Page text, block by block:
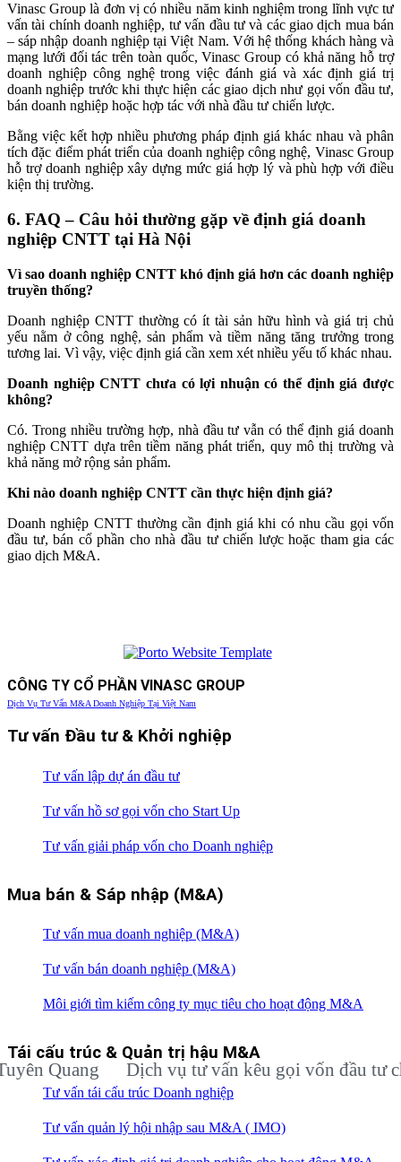
Vinasc Group là đơn vị có nhiều năm kinh nghiệm trong lĩnh vực tư
vấn tài chính doanh nghiệp, tư vấn đầu tư và các giao dịch mua bán
– sáp nhập doanh nghiệp tại Việt Nam. Với hệ thống khách hàng và
mạng lưới đối tác trên toàn quốc, Vinasc Group có khả năng hỗ trợ
doanh nghiệp công nghệ trong việc đánh giá và xác định giá trị
doanh nghiệp trước khi thực hiện các giao dịch như gọi vốn đầu tư,
bán doanh nghiệp hoặc hợp tác với nhà đầu tư chiến lược.
Bằng việc kết hợp nhiều phương pháp định giá khác nhau và phân
tích đặc điểm phát triển của doanh nghiệp công nghệ, Vinasc Group
hỗ trợ doanh nghiệp xây dựng mức giá hợp lý và phù hợp với điều
kiện thị trường.
6. FAQ – Câu hỏi thường gặp về định giá doanh
nghiệp CNTT tại Hà Nội
Vì sao doanh nghiệp CNTT khó định giá hơn các doanh nghiệp
truyền thống?
Doanh nghiệp CNTT thường có ít tài sản hữu hình và giá trị chủ
yếu nằm ở công nghệ, sản phẩm và tiềm năng tăng trưởng trong
tương lai. Vì vậy, việc định giá cần xem xét nhiều yếu tố khác nhau.
Doanh nghiệp CNTT chưa có lợi nhuận có thể định giá được
không?
Có. Trong nhiều trường hợp, nhà đầu tư vẫn có thể định giá doanh
nghiệp CNTT dựa trên tiềm năng phát triển, quy mô thị trường và
khả năng mở rộng sản phẩm.
Khi nào doanh nghiệp CNTT cần thực hiện định giá?
Doanh nghiệp CNTT thường cần định giá khi có nhu cầu gọi vốn
đầu tư, bán cổ phần cho nhà đầu tư chiến lược hoặc tham gia các
giao dịch M&A.
CÔNG TY CỔ PHẦN VINASC GROUP
Dịch Vụ Tư Vấn M&A Doanh Nghiệp Tại Việt Nam
Tư vấn Đầu tư & Khởi nghiệp
Tư vấn lập dự án đầu tư
Tư vấn hồ sơ gọi vốn cho Start Up
Tư vấn giải pháp vốn cho Doanh nghiệp
Mua bán & Sáp nhập (M&A)
Tư vấn mua doanh nghiệp (M&A)
Tư vấn bán doanh nghiệp (M&A)
Môi giới tìm kiếm công ty mục tiêu cho hoạt động M&A
Tái cấu trúc & Quản trị hậu M&A
Tư vấn tái cấu trúc Doanh nghiệp
Tư vấn quản lý hội nhập sau M&A ( IMO)
Dịch vụ tư vấn kêu gọi vốn đầu tư cho